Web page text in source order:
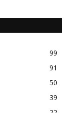
99
91
50
39